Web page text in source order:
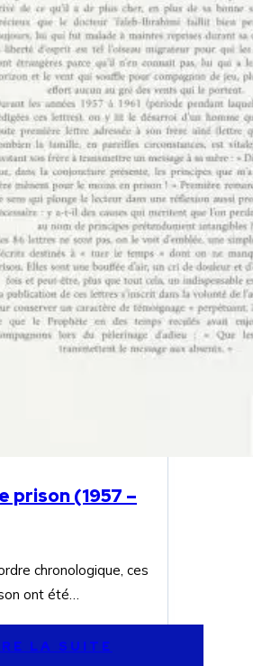
prison (1957 –
chronologique, ces
ont été…
LA SUITE